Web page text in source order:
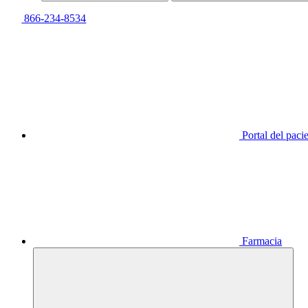
866-234-8534
Portal del
Farmacia